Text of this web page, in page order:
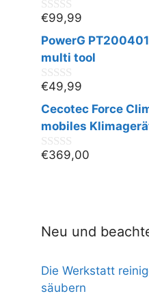
0
v
o
n
€99,99
PowerG
multi tool
0
v
o
n
€49,99
Cecotec Force
mobiles
0
€369,00
Neu und
Die Werkstatt
säubern